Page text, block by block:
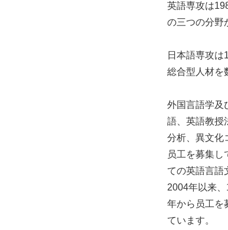
英語専攻は
の三つの分野
日本語専攻
総合型人材を
外国言語学及
語、英語教授
分析、異文化
员工を募集
ての英語言語
2004年以来
年から员工を
ています。